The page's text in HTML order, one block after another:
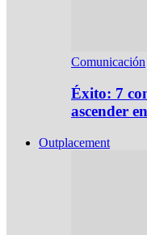
Comunicación
Éxito: 7
ascender
Outplacement